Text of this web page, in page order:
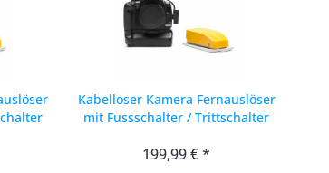
Kabelloser Kamera Fernauslöser
mit Fussschalter / Trittschalter
199,99 € *